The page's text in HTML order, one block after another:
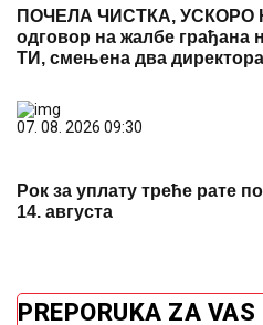
ПОЧЕЛА ЧИСТКА, УСКОРО
одговор на жалбе
ТИ, смењена два директора
07. 08. 2026 09:30
Рок за уплату треће рате
14. августа
PREPORUKA ZA VAS